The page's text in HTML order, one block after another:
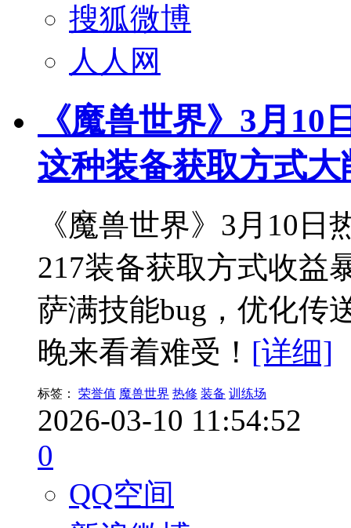
搜狐微博
人人网
《魔兽世界》3月
这种装备获取方式大
《魔兽世界》3月10
217装备获取方式收益
萨满技能bug，优化传
晚来看着难受！ [详细]
标签： 荣誉值 魔兽世界 热修 装备 训练场
2026-03-10 11:54:52
0
QQ空间